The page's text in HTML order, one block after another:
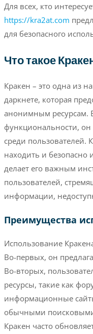
Для всех, кто
https://kra2at.com
для безопасного
Что такое
Кракен – это одна из
даркнете, которая
анонимным ресурсам.
функциональности, он
среди пользователей.
находить и безопасно
делает его важным
пользователей,
информации,
Преимущества
Использование
Во-первых, он
Во-вторых,
ресурсы, такие как
информационные
обычными
Кракен часто